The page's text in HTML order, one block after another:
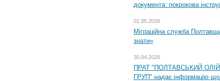
документа: покрокова
01.05.2026
Міграційна служба
знати»
30.04.2026
ПРАТ "ПОЛТАВСЬКИЙ
ГРУП" надає інформацію